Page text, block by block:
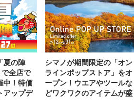
夏の陣
全店で
中！特価
アップデ
シマノが期間限定の「オン
ラインポップストア」をオ
ープン！ウエアやツールな
どワクワクのアイテムが盛